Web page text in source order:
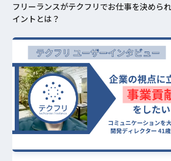
フリーランスがテクフリでお仕事を決めら
イントとは？